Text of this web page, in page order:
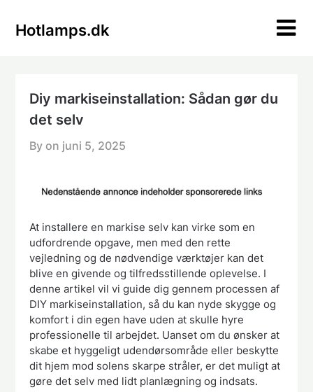
Hotlamps.dk
Diy markiseinstallation: Sådan gør du
det selv
By on juni 5, 2025
At installere en markise selv kan virke som en
udfordrende opgave, men med den rette
vejledning og de nødvendige værktøjer kan det
blive en givende og tilfredsstillende oplevelse. I
denne artikel vil vi guide dig gennem processen af
DIY markiseinstallation, så du kan nyde skygge og
komfort i din egen have uden at skulle hyre
professionelle til arbejdet. Uanset om du ønsker at
skabe et hyggeligt udendørsområde eller beskytte
dit hjem mod solens skarpe stråler, er det muligt at
gøre det selv med lidt planlægning og indsats.